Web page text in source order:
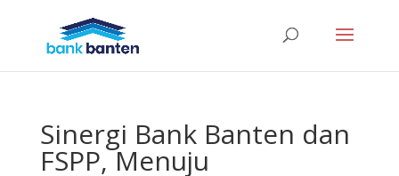
Sinergi Bank Banten dan
FSPP, Menuju